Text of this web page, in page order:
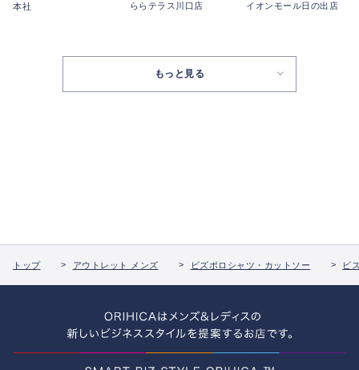
本社
ららテラス川口店
イオンモール日の出店
もっと見る
トップ アウトレット メンズ ビズポロシャツ・カットソー ビ